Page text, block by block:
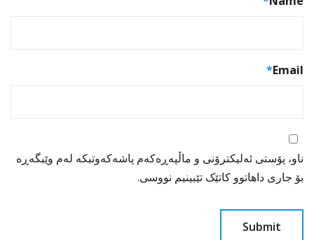
Email
*
ناو، پۆستی ئەلیکترۆنی و ماڵپەڕەکەم پاشەکەوتبکە لەم وێبگەڕە
بۆ جاری داهاتوو کاتێک تێبینیم نووسی.